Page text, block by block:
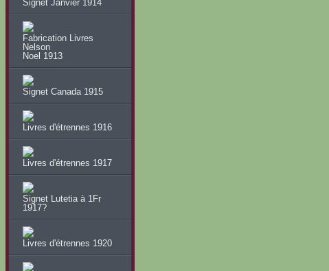
Signet Janvier 1914
Fabrication Livres
Nelson
Noel 1913
Signet Canada 1915
Livres d'étrennes 1916
Livres d'étrennes 1917
Signet Lutetia à 1Fr
1917?
Livres d'étrennes 1920